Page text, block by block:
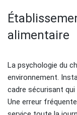
alimentaire
La psychologie du
environnement.
cadre sécurisant
Une erreur